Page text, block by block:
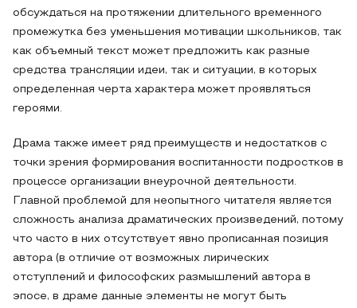
обсуждаться на протяжении длительного временного
промежутка без уменьшения мотивации школьников, так
как объемный текст может предложить как разные
средства трансляции идеи, так и ситуации, в которых
определенная черта характера может проявляться
героями.
Драма также имеет ряд преимуществ и недостатков с
точки зрения формирования воспитанности подростков в
процессе организации внеурочной деятельности.
Главной проблемой для неопытного читателя является
сложность анализа драматических произведений, потому
что часто в них отсутствует явно прописанная позиция
автора (в отличие от возможных лирических
отступлений и философских размышлений автора в
эпосе, в драме данные элементы не могут быть